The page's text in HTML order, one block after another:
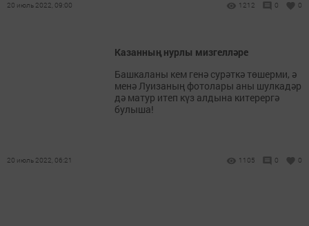
20 июль 2022, 09:00 1212 0 0
Казанның нурлы мизгелләре
Башкаланы кем генә сурәткә төшерми, ә
менә Луизаның фотолары аны шулкадәр
дә матур итеп күз алдына китерергә
булыша!
20 июль 2022, 06:21 1105 0 0